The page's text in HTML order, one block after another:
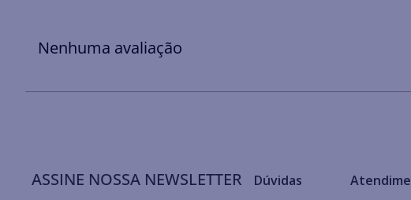
Nenhuma avaliação
ASSINE NOSSA NEWSLETTER Dúvidas